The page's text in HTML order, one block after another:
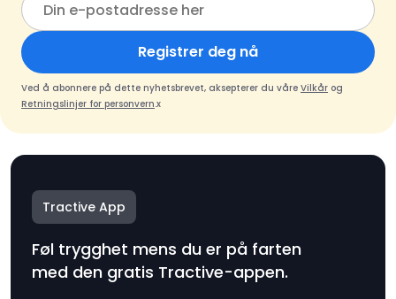
Registrer deg nå
Ved å abonnere på dette nyhetsbrevet, aksepterer du våre Vilkår og
Retningslinjer for personvern.x
Tractive App
Føl trygghet mens du er på farten
med den gratis Tractive-appen.